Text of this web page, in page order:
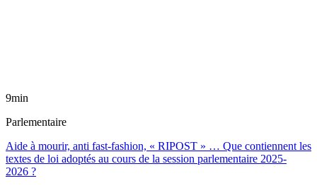
9min
Parlementaire
Aide à mourir, anti fast-fashion, « RIPOST » … Que contiennent les
textes de loi adoptés au cours de la session parlementaire 2025-
2026 ?